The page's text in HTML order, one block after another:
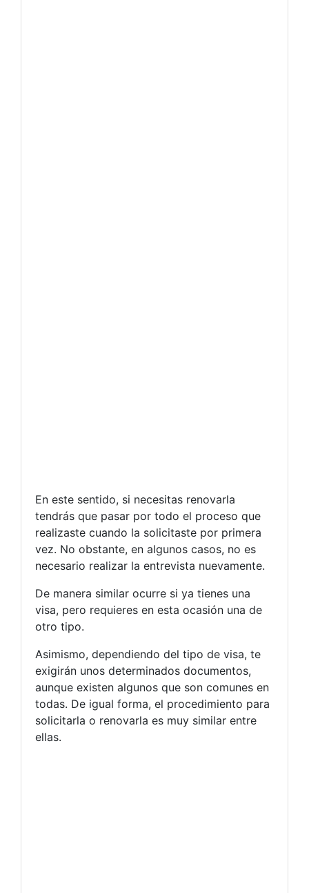
En este sentido, si necesitas renovarla
tendrás que pasar por todo el proceso que
realizaste cuando la solicitaste por primera
vez. No obstante, en algunos casos, no es
necesario realizar la entrevista nuevamente.
De manera similar ocurre si ya tienes una
visa, pero requieres en esta ocasión una de
otro tipo.
Asimismo, dependiendo del tipo de visa, te
exigirán unos determinados documentos,
aunque existen algunos que son comunes en
todas. De igual forma, el procedimiento para
solicitarla o renovarla es muy similar entre
ellas.